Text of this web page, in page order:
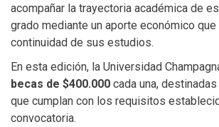
acompañar la trayectoria académica de
grado mediante un aporte económico
continuidad de sus estudios.
En esta edición, la Universidad
becas de $400.000 cada una,
que cumplan con los requisitos
convocatoria.